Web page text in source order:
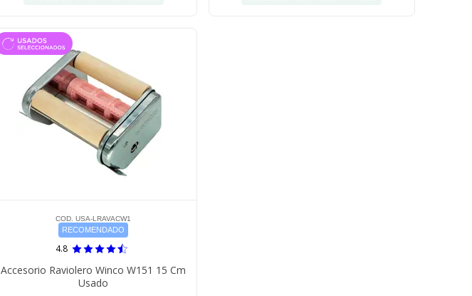
COD. USA-LRAVACW1
RECOMENDADO
4.8
Accesorio Raviolero Winco W151 15 Cm
Usado